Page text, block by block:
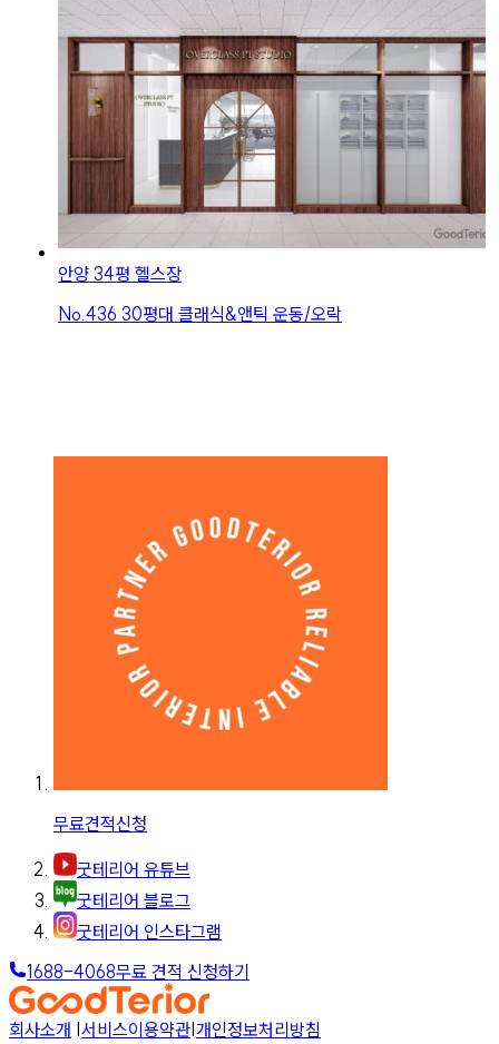
안양 34평 헬스장
No.436 30평대 클래식&앤틱 운동/오락
무료견적신청
굿테리어 유튜브
굿테리어 블로그
굿테리어 인스타그램
1688-4068무료 견적 신청하기
회사소개 서비스이용약관 개인정보처리방침